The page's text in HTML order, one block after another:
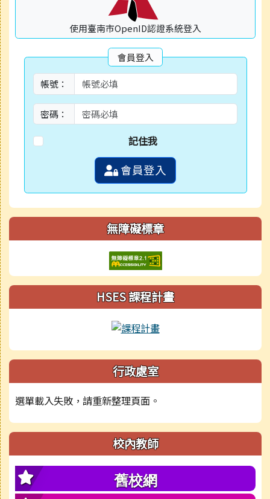
使用臺南市OpenID認證系統登入
會員登入
帳號：
密碼：
記住我
會員登入
無障礙標章
HSES 課程計畫
行政處室
選單載入失敗，請重新整理頁面。
校內教師
舊校網